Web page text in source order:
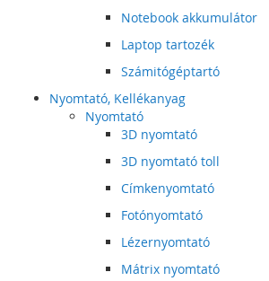
Notebook akkumulátor
Laptop tartozék
Számitógéptartó
Nyomtató, Kellékanyag
Nyomtató
3D nyomtató
3D nyomtató toll
Címkenyomtató
Fotónyomtató
Lézernyomtató
Mátrix nyomtató